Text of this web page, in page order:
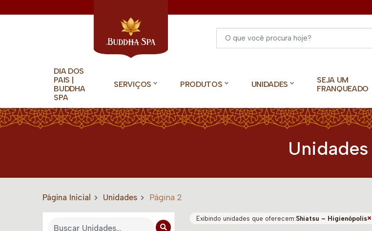
DIA DOS
PAIS |
BUDDHA
SPA
SERVIÇOS PRODUTOS UNIDADES
SEJA UM
FRANQUEADO
Unidades
Página Inicial Unidades Página 2
Exibindo unidades que oferecem:Shiatsu – Higienópolis×